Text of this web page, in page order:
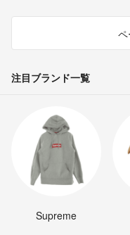
注目ブランド一覧
Supreme